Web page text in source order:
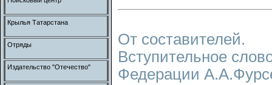
От составителей.
Вступительное
Федерации
Крылья Татарстана
Отряды
Издательство "Отечество"